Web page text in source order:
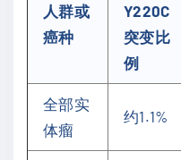
人群或
癌种
Y220C
突变比
例
全部实
体瘤
约1.1%